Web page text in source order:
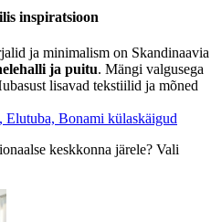
inspiratsioon
ja minimalism on Skandinaavia
ja puitu. Mängi valgusega
lisavad tekstiilid ja mõned
keskkonna järele? Vali